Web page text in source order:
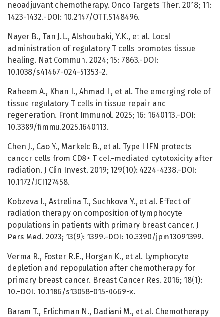
neoadjuvant chemotherapy. Onco Targets Ther. 2018; 11:
1423-1432.-DOI: 10.2147/OTT.S148496.
Nayer B., Tan J.L., Alshoubaki, Y.K., et al. Local
administration of regulatory T cells promotes tissue
healing. Nat Commun. 2024; 15: 7863.-DOI:
10.1038/s41467-024-51353-2.
Raheem A., Khan I., Ahmad I., et al. The emerging role of
tissue regulatory T cells in tissue repair and
regeneration. Front Immunol. 2025; 16: 1640113.-DOI:
10.3389/fimmu.2025.1640113.
Сhen J., Cao Y., Markelc B., et al. Type I IFN protects
cancer cells from CD8+ T cell-mediated cytotoxicity after
radiation. J Clin Invest. 2019; 129(10): 4224-4238.-DOI:
10.1172/JCI127458.
Kobzeva I., Astrelina T., Suchkova Y., et al. Effect of
radiation therapy on composition of lymphocyte
populations in patients with primary breast cancer. J
Pers Med. 2023; 13(9): 1399.-DOI: 10.3390/jpm13091399.
Verma R., Foster R.E., Horgan K., et al. Lymphocyte
depletion and repopulation after chemotherapy for
primary breast cancer. Breast Cancer Res. 2016; 18(1):
10.-DOI: 10.1186/s13058-015-0669-x.
Baram T., Erlichman N., Dadiani M., et al. Chemotherapy